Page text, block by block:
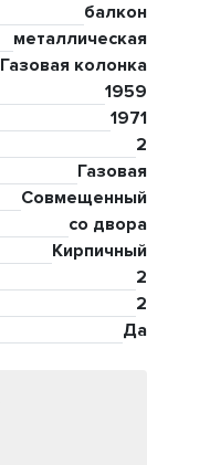
балкон
металлическая
Газовая колонка
1959
1971
2
Газовая
Совмещенный
со двора
Кирпичный
2
2
Да